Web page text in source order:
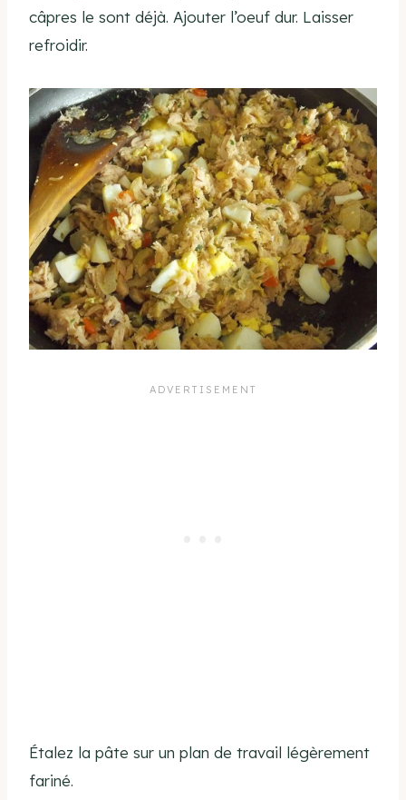
câpres le sont déjà. Ajouter l’oeuf dur. Laisser
refroidir.
Étalez la pâte sur un plan de travail légèrement
fariné.